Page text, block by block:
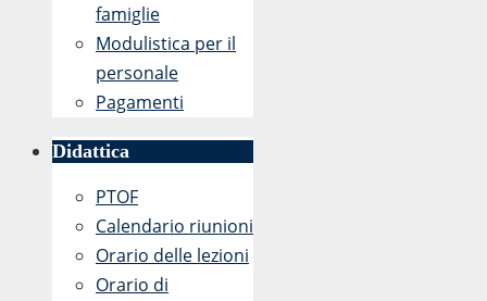
famiglie
Modulistica per il
personale
Pagamenti
Didattica
PTOF
Calendario riunioni
Orario delle lezioni
Orario di